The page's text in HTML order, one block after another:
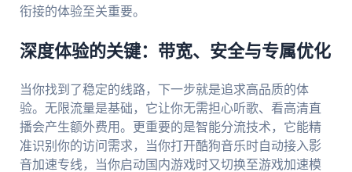
衔接的体验至关重要。
深度体验的关键：带宽、安全与专属优化
当你找到了稳定的线路，下一步就是追求高品质的体
验。无限流量是基础，它让你无需担心听歌、看高清直
播会产生额外费用。更重要的是智能分流技术，它能精
准识别你的访问需求，当你打开酷狗音乐时自动接入影
音加速专线，当你启动国内游戏时又切换至游戏加速模